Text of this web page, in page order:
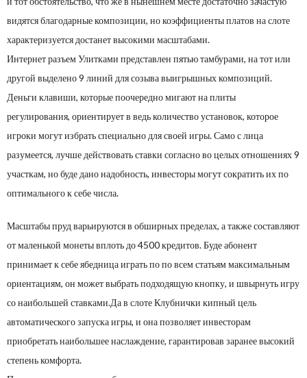
видятся благодарные композиции, но коэффициенты платов на слоте
характеризуется достанет высокими масштабами.
Интернет разъем Улитками представлен пятью тамбурами, на тот или
другой выделено 9 линий для созыва выигрышных композиций.
Деньги клавиши, которые поочередно мигают на плиты
регулирования, ориентирует в ведь количество установок, которое
игроки могут избрать специально для своей игры. Само с лица
разумеется, лучше действовать ставки согласно во целых отношениях 9
участкам, но буде дано надобность, инвесторы могут сократить их по
оптимального к себе числа.
Масштабы пруд варьируются в обширных пределах, а также составляют
от маленькой монеты вплоть до 4500 кредитов. Буде абонент
принимает к себе ябедница играть по по всем статьям максимальным
ориентациям, он может выбрать подходящую кнопку, и швырнуть игру
со наибольшей ставками.Да в слоте Клубнички кипный цель
автоматического запуска игры, и она позволяет инвесторам
приобретать наибольшее наслаждение, гарантировав заранее высокий
степень комфорта.